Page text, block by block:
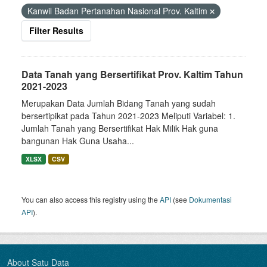
Kanwil Badan Pertanahan Nasional Prov. Kaltim
Filter Results
Data Tanah yang Bersertifikat Prov. Kaltim Tahun
2021-2023
Merupakan Data Jumlah Bidang Tanah yang sudah
bersertipikat pada Tahun 2021-2023 Meliputi Variabel: 1.
Jumlah Tanah yang Bersertifikat Hak Milik Hak guna
bangunan Hak Guna Usaha...
XLSX CSV
You can also access this registry using theAPI (see Dokumentasi
API).
About Satu Data